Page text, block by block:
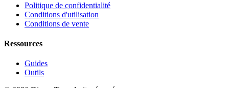
Politique de confidentialité
Conditions d'utilisation
Conditions de vente
Ressources
Guides
Outils